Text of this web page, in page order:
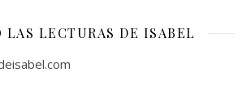
LAS LECTURAS DE ISABEL